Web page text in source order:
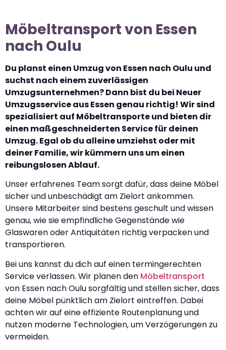
Möbeltransport von Essen
nach Oulu
Du planst einen Umzug von Essen nach Oulu und
suchst nach einem zuverlässigen
Umzugsunternehmen? Dann bist du bei Neuer
Umzugsservice aus Essen genau richtig! Wir sind
spezialisiert auf Möbeltransporte und bieten dir
einen maßgeschneiderten Service für deinen
Umzug. Egal ob du alleine umziehst oder mit
deiner Familie, wir kümmern uns um einen
reibungslosen Ablauf.
Unser erfahrenes Team sorgt dafür, dass deine Möbel
sicher und unbeschädigt am Zielort ankommen.
Unsere Mitarbeiter sind bestens geschult und wissen
genau, wie sie empfindliche Gegenstände wie
Glaswaren oder Antiquitäten richtig verpacken und
transportieren.
Bei uns kannst du dich auf einen termingerechten
Service verlassen. Wir planen den Möbeltransport
von Essen nach Oulu sorgfältig und stellen sicher, dass
deine Möbel pünktlich am Zielort eintreffen. Dabei
achten wir auf eine effiziente Routenplanung und
nutzen moderne Technologien, um Verzögerungen zu
vermeiden.